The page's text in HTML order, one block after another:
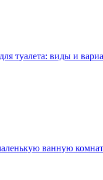
туалета: виды и
ванную